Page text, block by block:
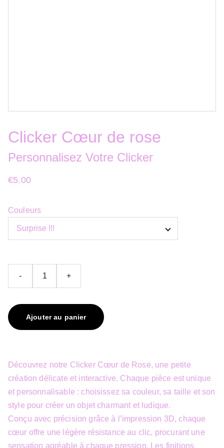
Clicker Cœur de rose
Personnalisez Votre Clicker
€5.00
Couleurs
- +
Ajouter au panier
Découvrez notre Clicker Cœur de Rose, une petite
création délicate et interactive. Chaque pièce est unique
et personnalisable : choisissez sa couleur, sa taille et son
style pour créer un objet charmant et ludique.
Conçu avec précision grâce à l’impression 3D, chaque
cœur offre une légère résistance au clic, procurant une
sensation agréable à chaque pression. Les finitions